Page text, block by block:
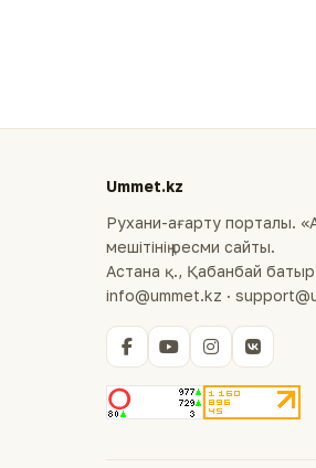
Ummet.kz
Рухани-ағарту порталы.
мешітінің ресми сайты.
Астана қ., Қабанбай батыр
info@ummet.kz ·